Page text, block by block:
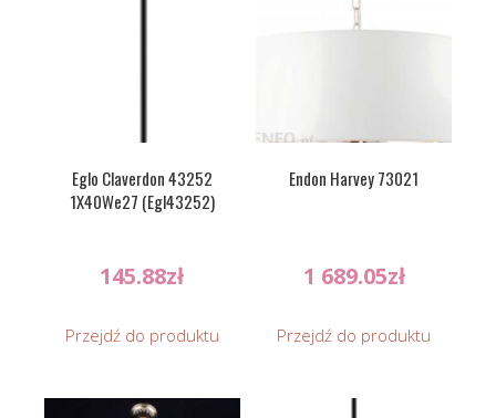
Eglo Claverdon 43252
1X40We27 (Egl43252)
145.88zł
Przejdź do produktu
Endon Harvey 73021
1 689.05zł
Przejdź do produktu